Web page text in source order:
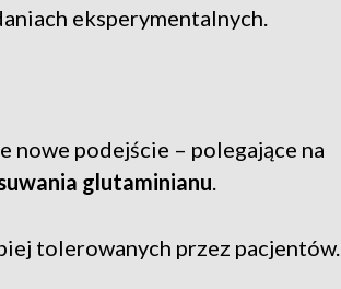
eksperymentalnych.
nowe podejście – polegające na
glutaminianu.
tolerowanych przez pacjentów.